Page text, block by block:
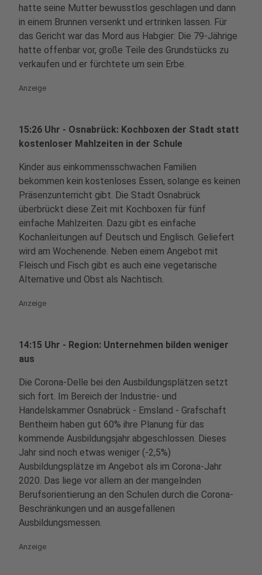
hatte seine Mutter bewusstlos geschlagen und dann
in einem Brunnen versenkt und ertrinken lassen. Für
das Gericht war das Mord aus Habgier: Die 79-Jährige
hatte offenbar vor, große Teile des Grundstücks zu
verkaufen und er fürchtete um sein Erbe.
Anzeige
15:26 Uhr - Osnabrück: Kochboxen der Stadt statt
kostenloser Mahlzeiten in der Schule
Kinder aus einkommensschwachen Familien
bekommen kein kostenloses Essen, solange es keinen
Präsenzunterricht gibt. Die Stadt Osnabrück
überbrückt diese Zeit mit Kochboxen für fünf
einfache Mahlzeiten. Dazu gibt es einfache
Kochanleitungen auf Deutsch und Englisch. Geliefert
wird am Wochenende. Neben einem Angebot mit
Fleisch und Fisch gibt es auch eine vegetarische
Alternative und Obst als Nachtisch.
Anzeige
14:15 Uhr - Region: Unternehmen bilden weniger
aus
Die Corona-Delle bei den Ausbildungsplätzen setzt
sich fort. Im Bereich der Industrie- und
Handelskammer Osnabrück - Emsland - Grafschaft
Bentheim haben gut 60% ihre Planung für das
kommende Ausbildungsjahr abgeschlossen. Dieses
Jahr sind noch etwas weniger (-2,5%)
Ausbildungsplätze im Angebot als im Corona-Jahr
2020. Das liege vor allem an der mangelnden
Berufsorientierung an den Schulen durch die Corona-
Beschränkungen und an ausgefallenen
Ausbildungsmessen.
Anzeige